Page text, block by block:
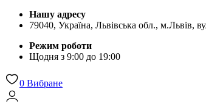
Нашу адресу
79040, Україна, Львівська обл., м.Львів,
Режим роботи
Щодня з 9:00 до 19:00
0 Вибране